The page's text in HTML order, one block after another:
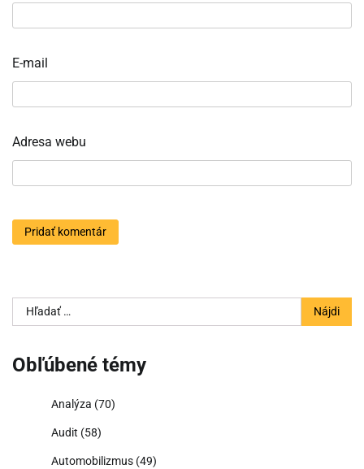
E-mail
Adresa webu
Hľadať:
Obľúbené témy
Analýza (70)
Audit (58)
Automobilizmus (49)